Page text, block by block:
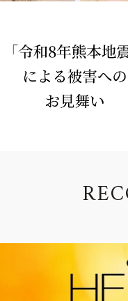
REC